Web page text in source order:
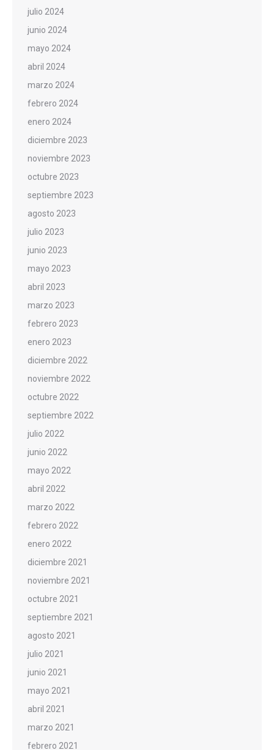
julio 2024
junio 2024
mayo 2024
abril 2024
marzo 2024
febrero 2024
enero 2024
diciembre 2023
noviembre 2023
octubre 2023
septiembre 2023
agosto 2023
julio 2023
junio 2023
mayo 2023
abril 2023
marzo 2023
febrero 2023
enero 2023
diciembre 2022
noviembre 2022
octubre 2022
septiembre 2022
julio 2022
junio 2022
mayo 2022
abril 2022
marzo 2022
febrero 2022
enero 2022
diciembre 2021
noviembre 2021
octubre 2021
septiembre 2021
agosto 2021
julio 2021
junio 2021
mayo 2021
abril 2021
marzo 2021
febrero 2021